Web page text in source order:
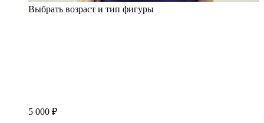
Выбрать возраст и тип фигуры
5 000 ₽